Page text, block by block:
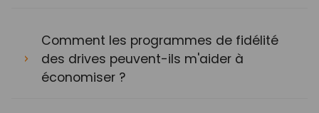
Comment les programmes de fidélité
des drives peuvent-ils m'aider à
économiser ?